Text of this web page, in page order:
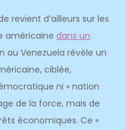
revient d’ailleurs sur les
américainedans un
au Venezuela révèle un
ciblée,
ni « nation
de la force, mais de
économiques. Ce «